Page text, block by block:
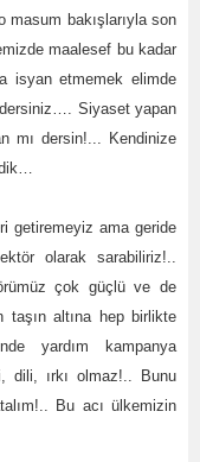
masum bakışlarıyla son
maalesef bu kadar
isyan etmemek elimde
Siyaset yapan
mı dersin!... Kendinize
getiremeyiz ama geride
olarak sarabiliriz!..
çok güçlü ve de
taşın altına hep birlikte
yardım kampanya
dili, ırkı olmaz!.. Bunu
Bu acı ülkemizin